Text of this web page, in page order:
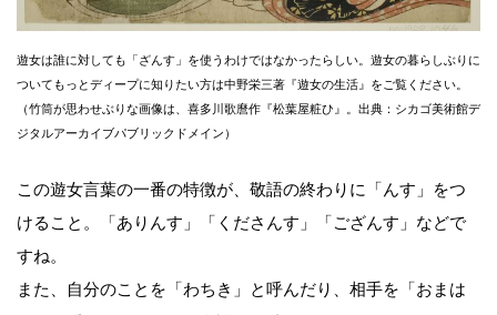
遊女は誰に対しても「ざんす」を使うわけではなかったらしい。遊女の暮らしぶりに
ついてもっとディープに知りたい方は中野栄三著『遊女の生活』をご覧ください。
（竹筒が思わせぶりな画像は、喜多川歌麿作『松葉屋粧ひ』。出典：シカゴ美術館デ
ジタルアーカイブパブリックドメイン）
この遊女言葉の一番の特徴が、敬語の終わりに「んす」をつ
けること。「ありんす」「くださんす」「ござんす」などで
すね。
また、自分のことを「わちき」と呼んだり、相手を「おまは